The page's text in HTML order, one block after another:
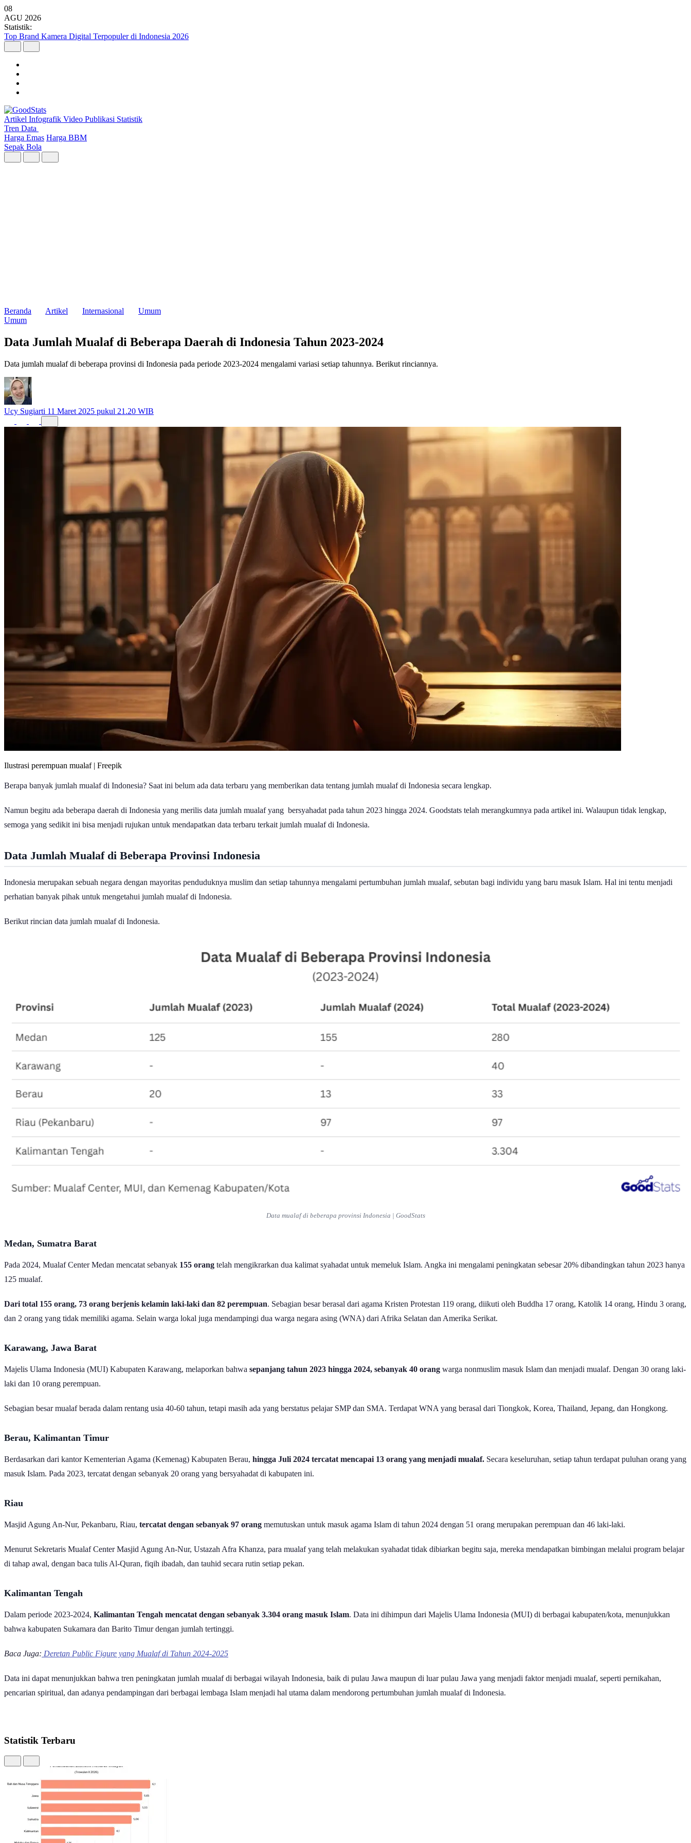
08
AGU 2026
Statistik:
Top Brand Kamera Digital Terpopuler di Indonesia 2026
Artikel Infografik Video Publikasi Statistik
Tren Data
Harga Emas Harga BBM
Sepak Bola
Beranda Artikel Internasional
Umum
Umum
Data Jumlah Mualaf di Beberapa Daerah di Indonesia Tahun 2023-2024
Data jumlah mualaf di beberapa provinsi di Indonesia pada periode 2023-2024 mengalami variasi setiap tahunnya. Berikut rinciannya.
Ucy Sugiarti 11 Maret 2025 pukul 21.20 WIB
Ilustrasi perempuan mualaf | Freepik
Berapa banyak jumlah mualaf di Indonesia? Saat ini belum ada data terbaru yang memberikan data tentang jumlah mualaf di Indonesia secara lengkap.
Namun begitu ada beberapa daerah di Indonesia yang merilis data jumlah mualaf yang bersyahadat pada tahun 2023 hingga 2024. Goodstats telah merangkumnya pada artikel ini. Walaupun tidak lengkap,
semoga yang sedikit ini bisa menjadi rujukan untuk mendapatkan data terbaru terkait jumlah mualaf di Indonesia.
Data Jumlah Mualaf di Beberapa Provinsi Indonesia
Indonesia merupakan sebuah negara dengan mayoritas penduduknya muslim dan setiap tahunnya mengalami pertumbuhan jumlah mualaf, sebutan bagi individu yang baru masuk Islam. Hal ini tentu menjadi
perhatian banyak pihak untuk mengetahui jumlah mualaf di Indonesia.
Berikut rincian data jumlah mualaf di Indonesia.
Data mualaf di beberapa provinsi Indonesia | GoodStats
Medan, Sumatra Barat
Pada 2024, Mualaf Center Medan mencatat sebanyak 155 orang telah mengikrarkan dua kalimat syahadat untuk memeluk Islam. Angka ini mengalami peningkatan sebesar 20% dibandingkan tahun 2023 hanya
125 mualaf.
Dari total 155 orang, 73 orang berjenis kelamin laki-laki dan 82 perempuan. Sebagian besar berasal dari agama Kristen Protestan 119 orang, diikuti oleh Buddha 17 orang, Katolik 14 orang, Hindu 3 orang,
dan 2 orang yang tidak memiliki agama. Selain warga lokal juga mendampingi dua warga negara asing (WNA) dari Afrika Selatan dan Amerika Serikat.
Karawang, Jawa Barat
Majelis Ulama Indonesia (MUI) Kabupaten Karawang, melaporkan bahwa sepanjang tahun 2023 hingga 2024, sebanyak 40 orang warga nonmuslim masuk Islam dan menjadi mualaf. Dengan 30 orang laki-
laki dan 10 orang perempuan.
Sebagian besar mualaf berada dalam rentang usia 40-60 tahun, tetapi masih ada yang berstatus pelajar SMP dan SMA. Terdapat WNA yang berasal dari Tiongkok, Korea, Thailand, Jepang, dan Hongkong.
Berau, Kalimantan Timur
Berdasarkan dari kantor Kementerian Agama (Kemenag) Kabupaten Berau, hingga Juli 2024 tercatat mencapai 13 orang yang menjadi mualaf. Secara keseluruhan, setiap tahun terdapat puluhan orang yang
masuk Islam. Pada 2023, tercatat dengan sebanyak 20 orang yang bersyahadat di kabupaten ini.
Riau
Masjid Agung An-Nur, Pekanbaru, Riau, tercatat dengan sebanyak 97 orang memutuskan untuk masuk agama Islam di tahun 2024 dengan 51 orang merupakan perempuan dan 46 laki-laki.
Menurut Sekretaris Mualaf Center Masjid Agung An-Nur, Ustazah Afra Khanza, para mualaf yang telah melakukan syahadat tidak dibiarkan begitu saja, mereka mendapatkan bimbingan melalui program belajar
di tahap awal, dengan baca tulis Al-Quran, fiqih ibadah, dan tauhid secara rutin setiap pekan.
Kalimantan Tengah
Dalam periode 2023-2024, Kalimantan Tengah mencatat dengan sebanyak 3.304 orang masuk Islam. Data ini dihimpun dari Majelis Ulama Indonesia (MUI) di berbagai kabupaten/kota, menunjukkan
bahwa kabupaten Sukamara dan Barito Timur dengan jumlah tertinggi.
Baca Juga: Deretan Public Figure yang Mualaf di Tahun 2024-2025
Data ini dapat menunjukkan bahwa tren peningkatan jumlah mualaf di berbagai wilayah Indonesia, baik di pulau Jawa maupun di luar pulau Jawa yang menjadi faktor menjadi mualaf, seperti pernikahan,
pencarian spiritual, dan adanya pendampingan dari berbagai lembaga Islam menjadi hal utama dalam mendorong pertumbuhan jumlah mualaf di Indonesia.
Statistik Terbaru